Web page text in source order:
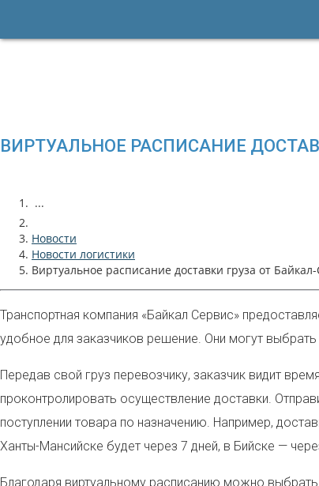
ВИРТУАЛЬНОЕ РАСПИСАНИЕ
...
Новости
Новости логистики
Виртуальное расписание доставки груза от
Транспортная компания «Байкал Сервис»
удобное для заказчиков решение. Они могут
Передав свой груз перевозчику, заказчик видит
проконтролировать осуществление доставки.
поступлении товара по назначению. Например,
Ханты-Мансийске будет через 7 дней, в Бийске —
Благодаря виртуальному расписанию можно